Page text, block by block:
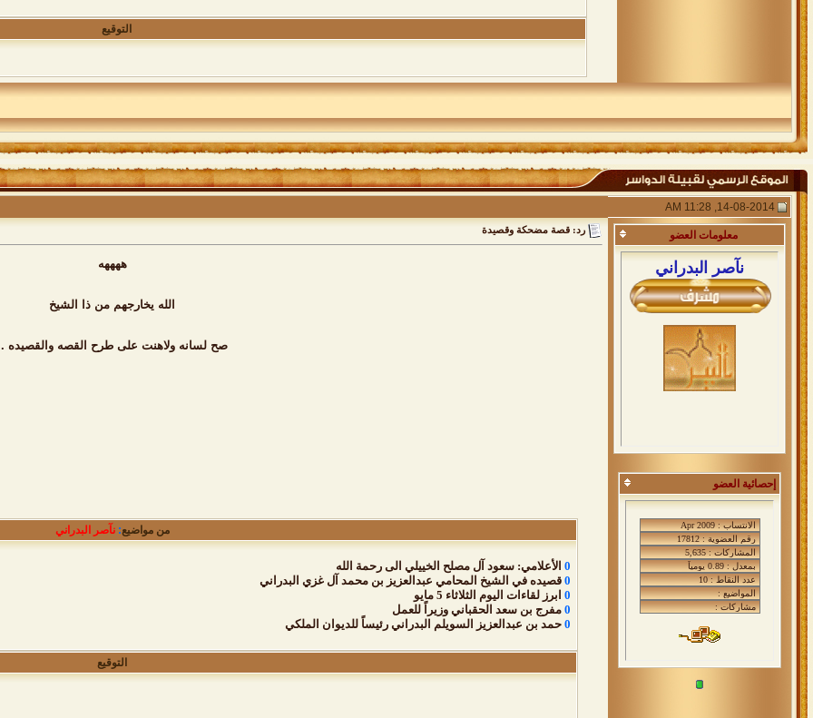
التوقيع
معلومات العضو
نآصر البدراني
إحصائية العضو
رد: قصة مضحكة وقصيدة
ههههه
الله يخارجهم من ذا الشيخ
صح لسانه ولاهنت على طرح القصه والقصيده
من مواضيع: نآصر البدراني
0 الأعلامي: سعود آل مصلح الخييلي الى رحمة الله
0 قصيده في الشيخ المحامي عبدالعزيز بن محمد آل غزي البدراني
0 ابرز لقاءات اليوم الثلاثاء 5 مايو
0 مفرج بن سعد الحقباني وزيراً للعمل
0 حمد بن عبدالعزيز السويلم البدراني رئيساً للديوان الملكي
التوقيع